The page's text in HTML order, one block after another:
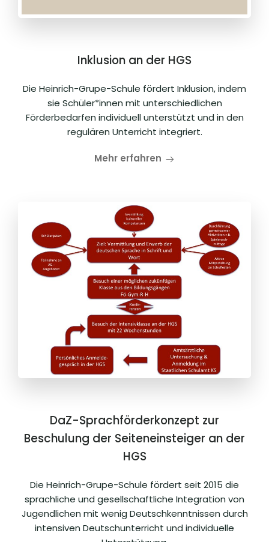
Inklusion an der HGS
Die Heinrich-Grupe-Schule fördert Inklusion, indem
sie Schüler*innen mit unterschiedlichen
Förderbedarfen individuell unterstützt und in den
regulären Unterricht integriert.
Mehr erfahren
DaZ-Sprachförderkonzept zur
Beschulung der Seiteneinsteiger an der
HGS
Die Heinrich-Grupe-Schule fördert seit 2015 die
sprachliche und gesellschaftliche Integration von
Jugendlichen mit wenig Deutschkenntnissen durch
intensiven Deutschunterricht und individuelle